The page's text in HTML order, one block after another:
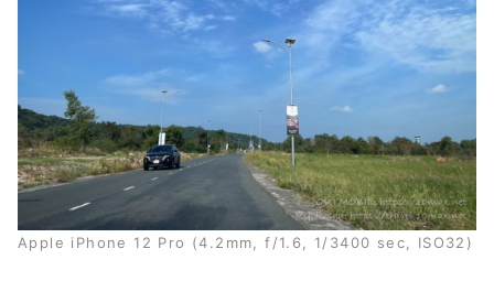
Apple iPhone 12 Pro (4.2mm, f/1.6, 1/3400 sec, ISO32)